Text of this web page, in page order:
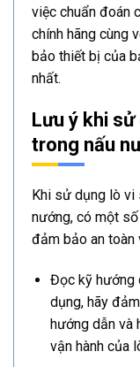
việc chuẩn đoán
chính hãng cùng
bảo thiết bị của
nhất.
Lưu ý khi
trong nấu
Khi sử dụng lò vi
nướng, có một
đảm bảo an toàn
Đọc kỹ hướng
dụng, hãy
hướng dẫn và
vận hành của